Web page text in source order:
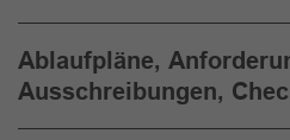
Ablaufpläne,
Ausschreibungen,